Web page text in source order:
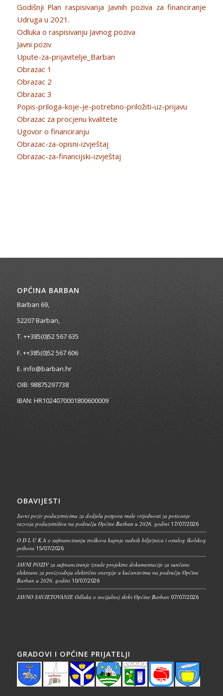
Godišnji Plan raspisivanja Javnih poziva za financiranje
Udruga u 2021.
Odluka o raspisivanju Javnog poziva
Javni poziv
Upute-za-prijavitelje_Barban
Obrazac 1
Obrazac 2
Obrazac 3
Popis-priloga-koje-je-potrebno-priložiti-uz-prijavu
Obrazac za procjenu kvalitete
Ugovor o financiranju
Obrazac-za-opisni-izvještaj
Obrazac-za-financijski-izvještaj
OPĆINA BARBAN
Barban 69,
52207 Barban,
T. ++385(0)52 567 635
F. ++385(0)52 567 606
E. info@barban.hr
OIB: 98875297738
IBAN: HR1024070001800600009
OBAVIJESTI
Javni poziv poduzetnicima za dodjelu potpora male vrijednosti za poticanje
razvoja poduzetništva na području Općine Barban u 2026. godini 17/07/2026
O D L U K A o sufinanciranju troškova kupnje radnih bilježnica i ostalog školskog
pribora 15/07/2026
JAVNI POZIV za sufinanciranje izrade projektne dokumentacije za sunčane
elektrane za proizvodnju električne energije u kućanstvima na području Općine
Barban u 2026. godini 10/07/2026
JAVNO SAVJETOVANJE Odluka o socijalnoj skrbi Općine Barban 07/07/2026
GRADOVI I OPĆINE PRIJATELJI